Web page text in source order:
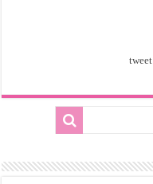
tweet